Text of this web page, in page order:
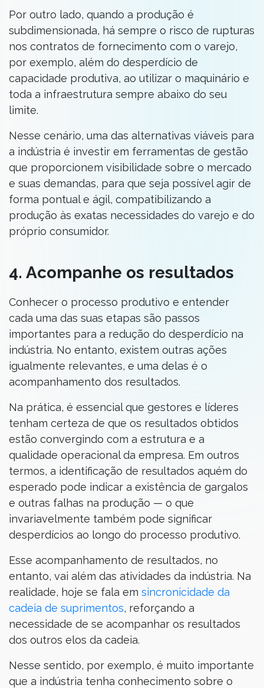
Por outro lado, quando a produção é
subdimensionada, há sempre o risco de rupturas
nos contratos de fornecimento com o varejo,
por exemplo, além do desperdício de
capacidade produtiva, ao utilizar o maquinário e
toda a infraestrutura sempre abaixo do seu
limite.
Nesse cenário, uma das alternativas viáveis para
a indústria é investir em ferramentas de gestão
que proporcionem visibilidade sobre o mercado
e suas demandas, para que seja possível agir de
forma pontual e ágil, compatibilizando a
produção às exatas necessidades do varejo e do
próprio consumidor.
4. Acompanhe os resultados
Conhecer o processo produtivo e entender
cada uma das suas etapas são passos
importantes para a redução do desperdício na
indústria. No entanto, existem outras ações
igualmente relevantes, e uma delas é o
acompanhamento dos resultados.
Na prática, é essencial que gestores e líderes
tenham certeza de que os resultados obtidos
estão convergindo com a estrutura e a
qualidade operacional da empresa. Em outros
termos, a identificação de resultados aquém do
esperado pode indicar a existência de gargalos
e outras falhas na produção — o que
invariavelmente também pode significar
desperdícios ao longo do processo produtivo.
Esse acompanhamento de resultados, no
entanto, vai além das atividades da indústria. Na
realidade, hoje se fala em sincronicidade da
cadeia de suprimentos, reforçando a
necessidade de se acompanhar os resultados
dos outros elos da cadeia.
Nesse sentido, por exemplo, é muito importante
que a indústria tenha conhecimento sobre o